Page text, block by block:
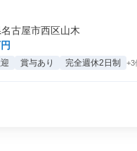
古屋市西区山木
賞与あり 完全週休2日制 +3